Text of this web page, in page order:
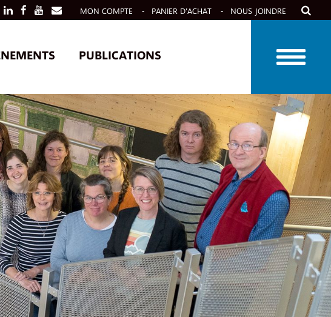
MON COMPTE PANIER D’ACHAT NOUS JOINDRE
ACTIVITÉS À VENIR
ACTIVITÉS PASSÉES
COLLOQUE ANNUEL “BIO
POUR TOUS!”
VIDÉOS DE NOS ACTIVITÉS
PUBLICATIONS
CAPSULES VIDÉO